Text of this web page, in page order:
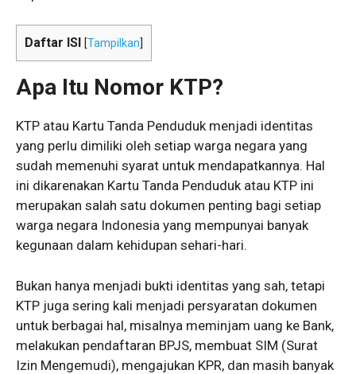
Daftar ISI [Tampilkan
Apa Itu Nomor KTP?
KTP atau Kartu Tanda Penduduk menjadi identitas
yang perlu dimiliki oleh setiap warga negara yang
sudah memenuhi syarat untuk mendapatkannya. Hal
ini dikarenakan Kartu Tanda Penduduk atau KTP ini
merupakan salah satu dokumen penting bagi setiap
warga negara Indonesia yang mempunyai banyak
kegunaan dalam kehidupan sehari-hari.
Bukan hanya menjadi bukti identitas yang sah, tetapi
KTP juga sering kali menjadi persyaratan dokumen
untuk berbagai hal, misalnya meminjam uang ke Bank,
melakukan pendaftaran BPJS, membuat SIM (Surat
Izin Mengemudi), mengajukan KPR, dan masih banyak